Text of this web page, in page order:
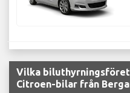
Vilka
Citroen-bilar från